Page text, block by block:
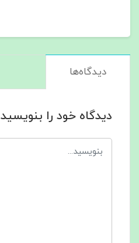
دیدگاه‌ها
دیدگاه خود را بنویسید